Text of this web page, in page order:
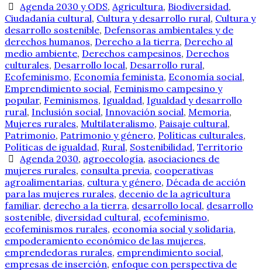
Agenda 2030 y ODS,Agricultura, Biodiversidad,
Ciudadanía cultural, Cultura y desarrollo rural, Cultura y
desarrollo sostenible, Defensoras ambientales y de
derechos humanos, Derecho a la tierra, Derecho al
medio ambiente, Derechos campesinos, Derechos
culturales, Desarrollo local, Desarrollo rural,
Ecofeminismo, Economía feminista, Economía social,
Emprendimiento social, Feminismo campesino y
popular, Feminismos, Igualdad, Igualdad y desarrollo
rural, Inclusión social, Innovación social, Memoria,
Mujeres rurales, Multilateralismo, Paisaje cultural,
Patrimonio, Patrimonio y género, Políticas culturales,
Políticas de igualdad, Rural, Sostenibilidad, Territorio
Agenda 2030, agroecología, asociaciones de
mujeres rurales, consulta previa, cooperativas
agroalimentarias, cultura y género, Década de acción
para las mujeres rurales, decenio de la agricultura
familiar, derecho a la tierra, desarrollo local, desarrollo
sostenible, diversidad cultural, ecofeminismo,
ecofeminismos rurales, economía social y solidaria,
empoderamiento económico de las mujeres,
emprendedoras rurales, emprendimiento social,
empresas de inserción, enfoque con perspectiva de